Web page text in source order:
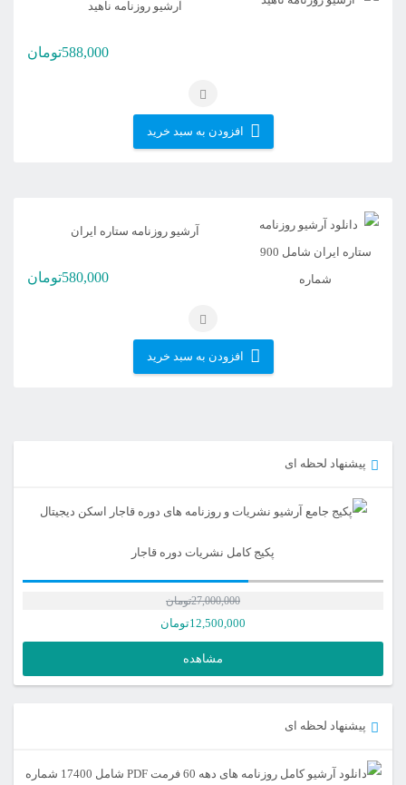
آرشیو روزنامه ناهید
588,000تومان
افزودن به سبد خرید
آرشیو روزنامه ستاره ایران
580,000تومان
افزودن به سبد خرید
پیشنهاد لحظه ای
پکیج کامل نشریات دوره قاجار
27,000,000تومان
12,500,000تومان
مشاهده
پیشنهاد لحظه ای